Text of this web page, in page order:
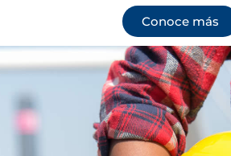
Conoce más